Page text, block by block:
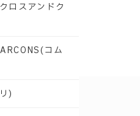
ロスアンドク
コム
)